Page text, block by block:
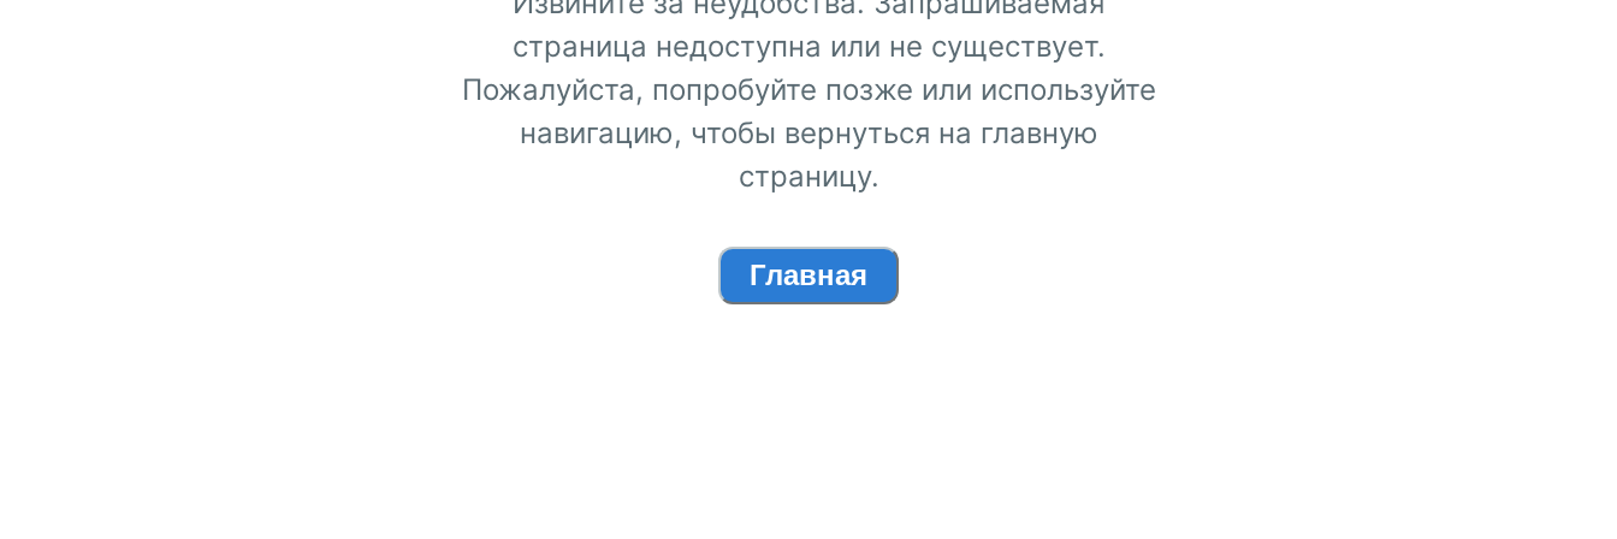
страница недоступна или не существует.
Пожалуйста, попробуйте позже или используйте
навигацию, чтобы вернуться на главную
страницу.
Главная